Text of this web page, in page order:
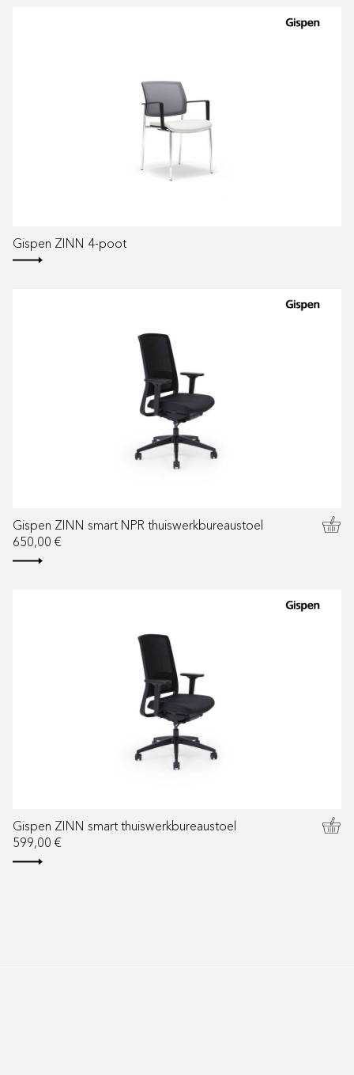
Gispen ZINN 4-poot
Gispen ZINN smart NPR thuiswerkbureaustoel
650,00 €
Gispen ZINN smart thuiswerkbureaustoel
599,00 €